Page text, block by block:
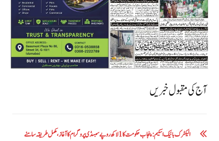
آج کی مقبول خبریں
الیکٹرک بائیک اسکیم: پنجاب حکومت کا1 لاکھ روپے سبسڈی پروگرام کا آغاز ،مکمل طریقہ سامنے